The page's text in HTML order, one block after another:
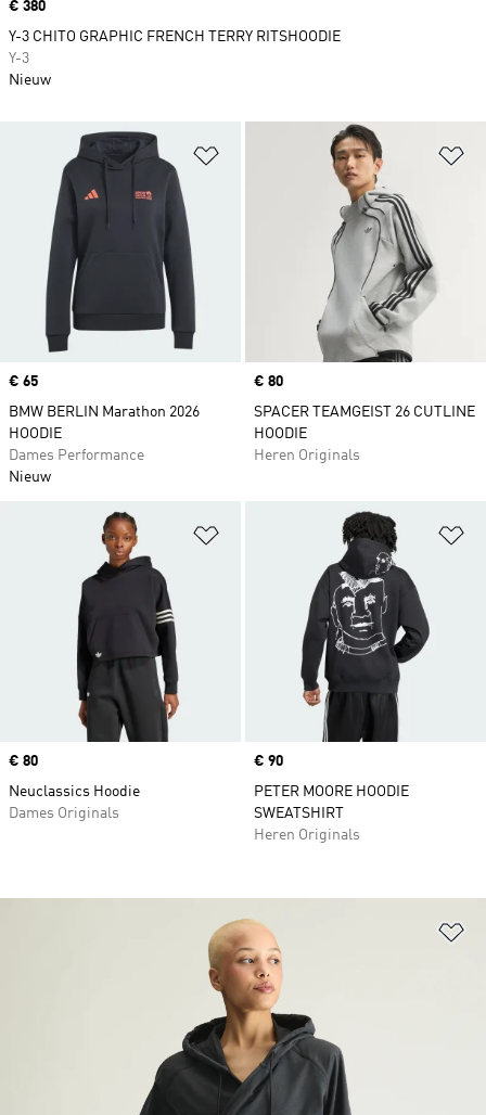
Op verlanglijst zetten
Price
€ 65
BMW BERLIN Marathon 2026
HOODIE
Dames Performance
Nieuw
Price
€ 80
SPACER TEAMGEIST 26 CUTLINE
HOODIE
Heren Originals
Op verlanglijst zetten
Price
€ 80
Neuclassics Hoodie
Dames Originals
Price
€ 90
PETER MOORE HOODIE
SWEATSHIRT
Heren Originals
Price
€ 380
Y-3 CHITO GRAPHIC FRENCH TERRY RITSHOODIE
Y-3
Nieuw